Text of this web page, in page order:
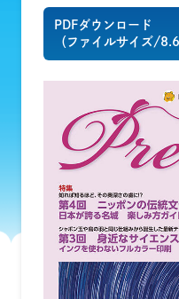
PDFダウンロード
（ファイルサイズ/